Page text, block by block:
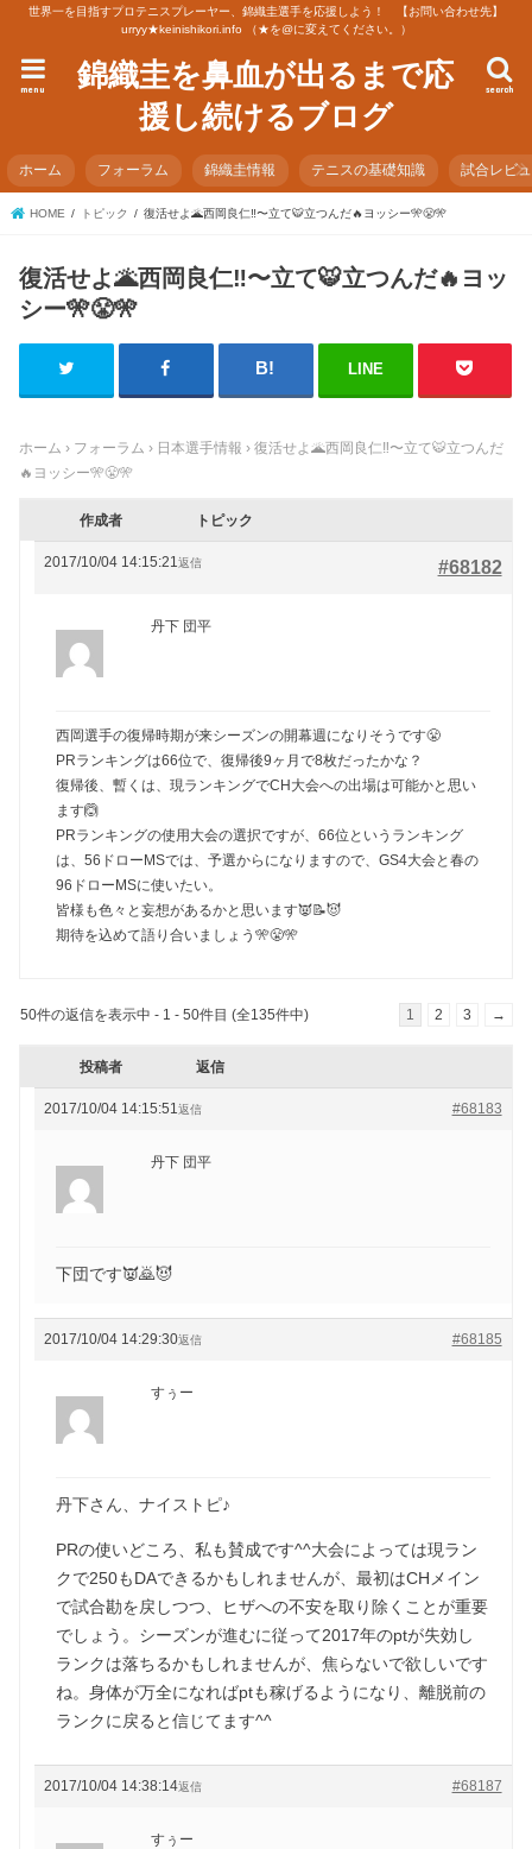
世界一を目指すプロテニスプレーヤー、錦織圭選手を応援しよう！ 【お問い合わせ先】
urryy★keinishikori.info （★を@に変えてください。）
錦織圭を鼻血が出るまで応
援し続けるブログ
search
menu
ホーム フォーラム 錦織圭情報 テニスの基礎知識 試合レビ
HOME トピック 復活せよ🌋西岡良仁‼️〜立て🐯立つんだ🔥ヨッシー🎌😤🎌
復活せよ🌋西岡良仁‼️〜立て🐯立つんだ🔥ヨッ
シー🎌😤🎌
LINE
ホーム › フォーラム › 日本選手情報 › 復活せよ🌋西岡良仁‼️〜立て🐯立つんだ
🔥ヨッシー🎌😤🎌
作成者 トピック
2017/10/04 14:15:21 #68182
返信
丹下 団平
西岡選手の復帰時期が来シーズンの開幕週になりそうです😤
PRランキングは66位で、復帰後9ヶ月で8枚だったかな？
復帰後、暫くは、現ランキングでCH大会への出場は可能かと思い
ます🙆
PRランキングの使用大会の選択ですが、66位というランキング
は、56ドローMSでは、予選からになりますので、GS4大会と春の
96ドローMSに使いたい。
皆様も色々と妄想があるかと思います👿📝😈
期待を込めて語り合いましょう🎌😤🎌
50件の返信を表示中 - 1 - 50件目 (全135件中) 1 2 3 →
投稿者 返信
2017/10/04 14:15:51 #68183
返信
丹下 団平
下団です👿🙇😈
2017/10/04 14:29:30 #68185
返信
すぅー
丹下さん、ナイストピ♪
PRの使いどころ、私も賛成です^^大会によっては現ラン
クで250もDAできるかもしれませんが、最初はCHメイン
で試合勘を戻しつつ、ヒザへの不安を取り除くことが重要
でしょう。シーズンが進むに従って2017年のptが失効し
ランクは落ちるかもしれませんが、焦らないで欲しいです
ね。身体が万全になればptも稼げるようになり、離脱前の
ランクに戻ると信じてます^^
2017/10/04 14:38:14 #68187
返信
すぅー